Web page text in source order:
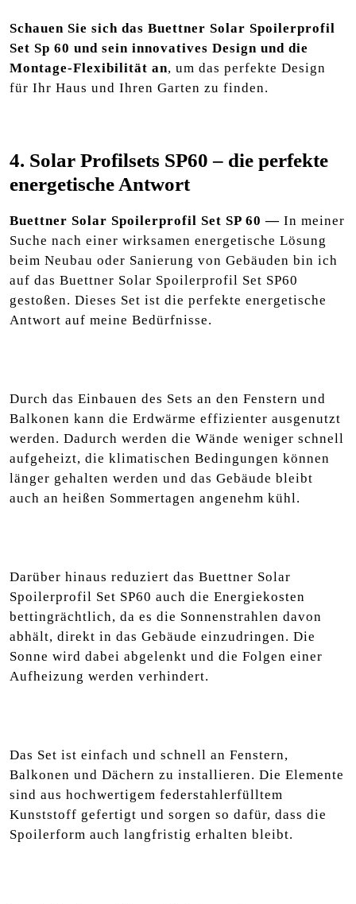
Schauen Sie sich das Buettner Solar Spoilerprofil
Set Sp 60 und sein innovatives Design und die
Montage-Flexibilität an, um das perfekte Design
für Ihr Haus und Ihren Garten zu finden.
4. Solar Profilsets SP60 – die perfekte
energetische Antwort
Buettner Solar Spoilerprofil Set SP 60 — In meiner
Suche nach einer wirksamen energetische Lösung
beim Neubau oder Sanierung von Gebäuden bin ich
auf das Buettner Solar Spoilerprofil Set SP60
gestoßen. Dieses Set ist die perfekte energetische
Antwort auf meine Bedürfnisse.
Durch das Einbauen des Sets an den Fenstern und
Balkonen kann die Erdwärme effizienter ausgenutzt
werden. Dadurch werden die Wände weniger schnell
aufgeheizt, die klimatischen Bedingungen können
länger gehalten werden und das Gebäude bleibt
auch an heißen Sommertagen angenehm kühl.
Darüber hinaus reduziert das Buettner Solar
Spoilerprofil Set SP60 auch die Energiekosten
bettingrächtlich, da es die Sonnenstrahlen davon
abhält, direkt in das Gebäude einzudringen. Die
Sonne wird dabei abgelenkt und die Folgen einer
Aufheizung werden verhindert.
Das Set ist einfach und schnell an Fenstern,
Balkonen und Dächern zu installieren. Die Elemente
sind aus hochwertigem federstahlerfülltem
Kunststoff gefertigt und sorgen so dafür, dass die
Spoilerform auch langfristig erhalten bleibt.